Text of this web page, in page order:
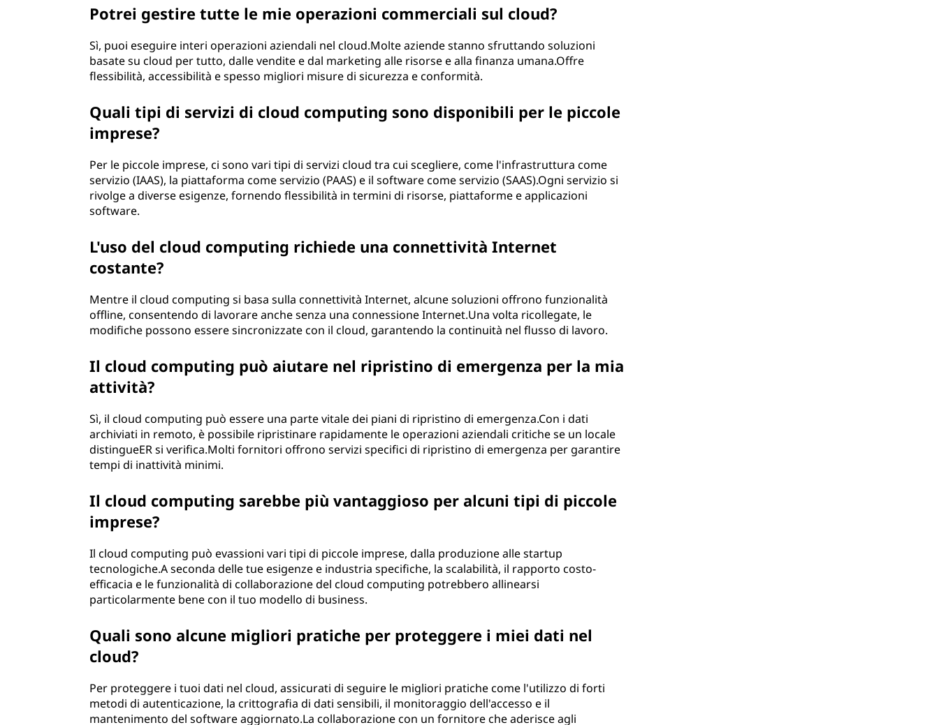
Potrei gestire tutte le mie operazioni commerciali sul cloud?
Sì, puoi eseguire interi operazioni aziendali nel cloud.Molte aziende stanno sfruttando soluzioni
basate su cloud per tutto, dalle vendite e dal marketing alle risorse e alla finanza umana.Offre
flessibilità, accessibilità e spesso migliori misure di sicurezza e conformità.
Quali tipi di servizi di cloud computing sono disponibili per le piccole
imprese?
Per le piccole imprese, ci sono vari tipi di servizi cloud tra cui scegliere, come l'infrastruttura come
servizio (IAAS), la piattaforma come servizio (PAAS) e il software come servizio (SAAS).Ogni servizio si
rivolge a diverse esigenze, fornendo flessibilità in termini di risorse, piattaforme e applicazioni
software.
L'uso del cloud computing richiede una connettività Internet
costante?
Mentre il cloud computing si basa sulla connettività Internet, alcune soluzioni offrono funzionalità
offline, consentendo di lavorare anche senza una connessione Internet.Una volta ricollegate, le
modifiche possono essere sincronizzate con il cloud, garantendo la continuità nel flusso di lavoro.
Il cloud computing può aiutare nel ripristino di emergenza per la mia
attività?
Sì, il cloud computing può essere una parte vitale dei piani di ripristino di emergenza.Con i dati
archiviati in remoto, è possibile ripristinare rapidamente le operazioni aziendali critiche se un locale
distingueER si verifica.Molti fornitori offrono servizi specifici di ripristino di emergenza per garantire
tempi di inattività minimi.
Il cloud computing sarebbe più vantaggioso per alcuni tipi di piccole
imprese?
Il cloud computing può evassioni vari tipi di piccole imprese, dalla produzione alle startup
tecnologiche.A seconda delle tue esigenze e industria specifiche, la scalabilità, il rapporto costo-
efficacia e le funzionalità di collaborazione del cloud computing potrebbero allinearsi
particolarmente bene con il tuo modello di business.
Quali sono alcune migliori pratiche per proteggere i miei dati nel
cloud?
Per proteggere i tuoi dati nel cloud, assicurati di seguire le migliori pratiche come l'utilizzo di forti
metodi di autenticazione, la crittografia di dati sensibili, il monitoraggio dell'accesso e il
mantenimento del software aggiornato.La collaborazione con un fornitore che aderisce agli